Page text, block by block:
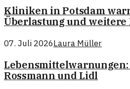
Kliniken in Potsdam
Überlastung und
07. Juli 2026Laura Müller
Rossmann und Lidl